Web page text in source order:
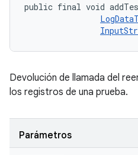
public final void
Devolución de llamada del
los registros de una prueba.
Parámetros